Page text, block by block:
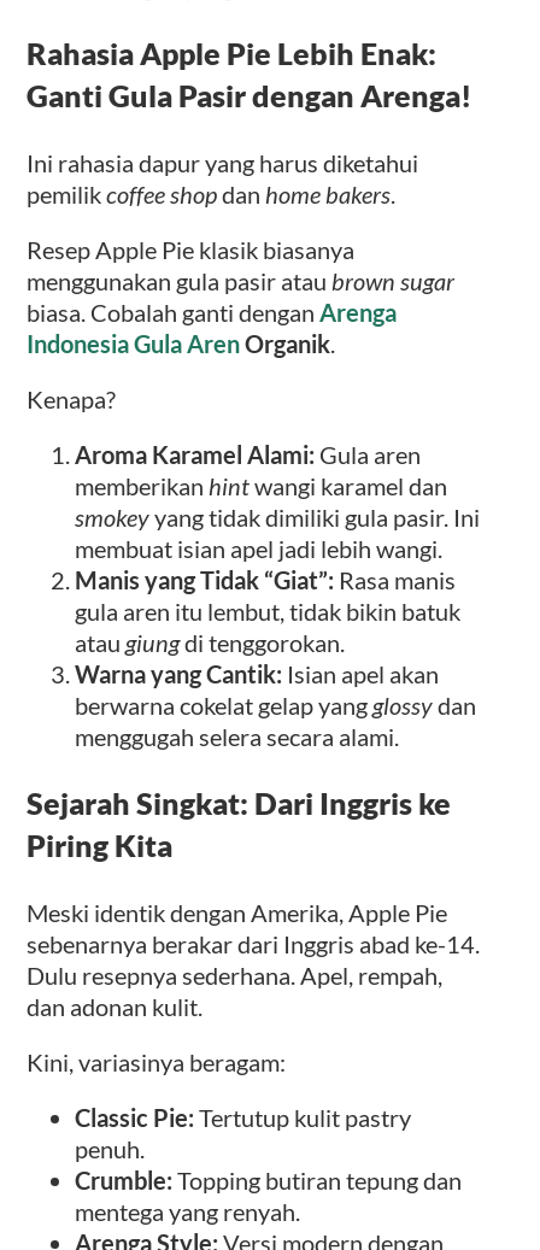
Rahasia Apple Pie Lebih Enak:
Ganti Gula Pasir dengan Arenga!
Ini rahasia dapur yang harus diketahui
pemilikcoffee shopdan home bakers.
Resep Apple Pie klasik biasanya
menggunakan gula pasir atau brown sugar
biasa. Cobalah ganti denganArenga
Indonesia Gula ArenOrganik.
Kenapa?
Aroma Karamel Alami: Gula aren
memberikan hintwangi karamel dan
smokeyyang tidak dimiliki gula pasir. Ini
membuat isian apel jadi lebih wangi.
Manis yang Tidak “Giat”: Rasa manis
gula aren itu lembut, tidak bikin batuk
ataugiungdi tenggorokan.
Warna yang Cantik: Isian apel akan
berwarna cokelat gelap yangglossydan
menggugah selera secara alami.
Sejarah Singkat: Dari Inggris ke
Piring Kita
Meski identik dengan Amerika, Apple Pie
sebenarnya berakar dari Inggris abad ke-14.
Dulu resepnya sederhana. Apel, rempah,
dan adonan kulit.
Kini, variasinya beragam:
Classic Pie: Tertutup kulit pastry
penuh.
Crumble: Topping butiran tepung dan
mentega yang renyah.
Arenga Style: Versi modern dengan